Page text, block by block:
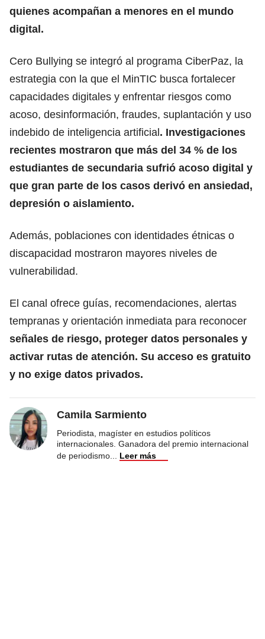
quienes acompañan a menores en el mundo
digital.
Cero Bullying se integró al programa CiberPaz, la
estrategia con la que el MinTIC busca fortalecer
capacidades digitales y enfrentar riesgos como
acoso, desinformación, fraudes, suplantación y uso
indebido de inteligencia artificial. Investigaciones
recientes mostraron que más del 34 % de los
estudiantes de secundaria sufrió acoso digital y
que gran parte de los casos derivó en ansiedad,
depresión o aislamiento.
Además, poblaciones con identidades étnicas o
discapacidad mostraron mayores niveles de
vulnerabilidad.
El canal ofrece guías, recomendaciones, alertas
tempranas y orientación inmediata para reconocer
señales de riesgo, proteger datos personales y
activar rutas de atención. Su acceso es gratuito
y no exige datos privados.
Camila Sarmiento
Periodista, magíster en estudios políticos
internacionales. Ganadora del premio internacional
de periodismo
Leer más